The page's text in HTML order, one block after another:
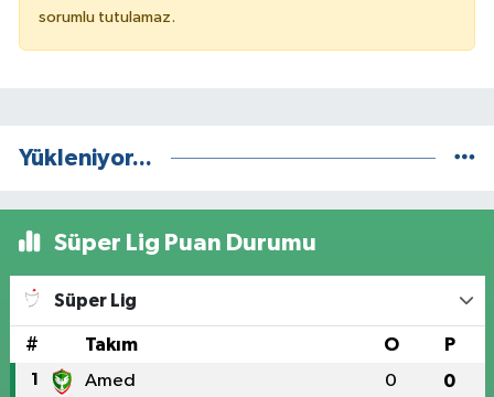
sorumlu tutulamaz.
Yükleniyor...
Süper Lig Puan Durumu
Süper Lig
# Takım O P
1 Amed 0 0